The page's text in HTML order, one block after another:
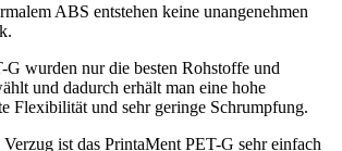
ABS entstehen keine unangenehmen
wurden nur die besten Rohstoffe und
und dadurch erhält man eine hohe
Flexibilität und sehr geringe Schrumpfung.
ist das PrintaMent PET-G sehr einfach